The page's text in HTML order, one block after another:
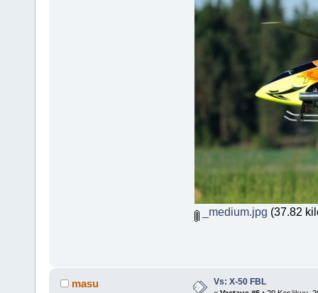
_medium.jpg (37.82
masu Vs: X-50 FBL